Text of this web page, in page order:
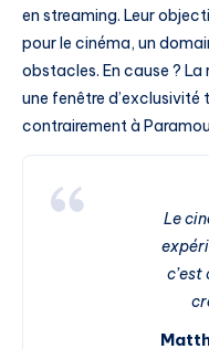
en streaming. Leur
pour le cinéma, un
obstacles. En cause ?
une fenêtre
contrairement à
Le